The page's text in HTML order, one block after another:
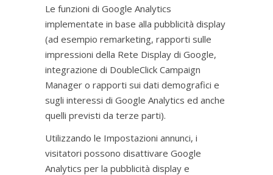
Le funzioni di Google Analytics
implementate in base alla pubblicità display
(ad esempio remarketing, rapporti sulle
impressioni della Rete Display di Google,
integrazione di DoubleClick Campaign
Manager o rapporti sui dati demografici e
sugli interessi di Google Analytics ed anche
quelli previsti da terze parti).
Utilizzando le Impostazioni annunci, i
visitatori possono disattivare Google
Analytics per la pubblicità display e